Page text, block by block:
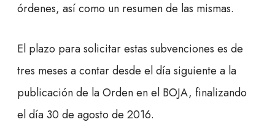
órdenes, así como un resumen de las mismas.
El plazo para solicitar estas subvenciones es de
tres meses a contar desde el día siguiente a la
publicación de la Orden en el BOJA, finalizando
el día 30 de agosto de 2016.